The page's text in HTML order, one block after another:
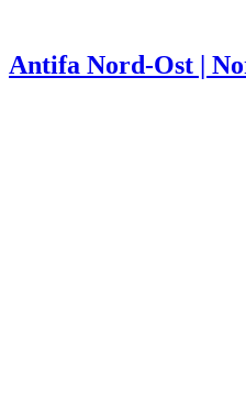
Antifa Nord-Ost |